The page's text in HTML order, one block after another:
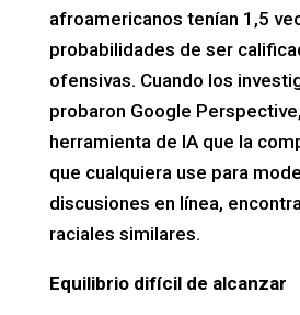
afroamericanos tenían 1,5
probabilidades de ser
ofensivas. Cuando los
probaron Google
herramienta de IA que la
que cualquiera use para
discusiones en línea,
raciales similares.
Equilibrio difícil de alcanzar